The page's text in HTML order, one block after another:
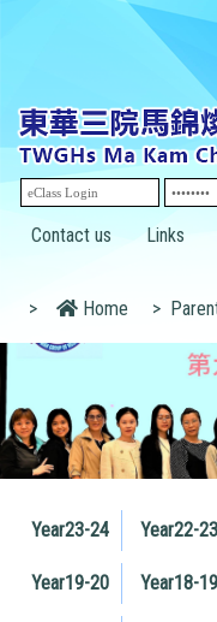
Contact us Links
> Home >
Year23-24 Year22-23
Year19-20 Year18-19